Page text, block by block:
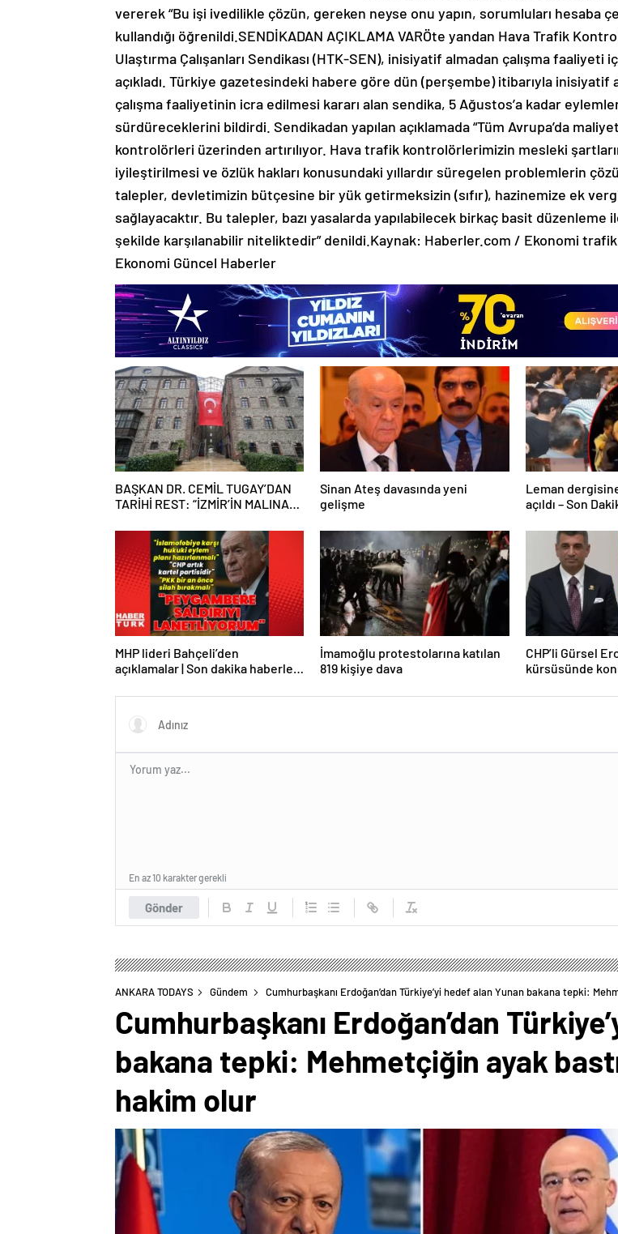
vererek “Bu işi ivedilikle çözün, gereken neyse onu yapın, sorumluları hesaba
kullandığı öğrenildi.SENDİKADAN AÇIKLAMA VARÖte yandan Hava Trafik
Ulaştırma Çalışanları Sendikası (HTK-SEN), inisiyatif almadan çalışma faaliyeti
açıkladı. Türkiye gazetesindeki habere göre dün (perşembe) itibarıyla inisiyatif
çalışma faaliyetinin icra edilmesi kararı alan sendika, 5 Ağustos’a kadar
sürdüreceklerini bildirdi. Sendikadan yapılan açıklamada “Tüm Avrupa’da
kontrolörleri üzerinden artırılıyor. Hava trafik kontrolörlerimizin mesleki
iyileştirilmesi ve özlük hakları konusundaki yıllardır süregelen problemlerin
talepler, devletimizin bütçesine bir yük getirmeksizin (sıfır), hazinemize ek
sağlayacaktır. Bu talepler, bazı yasalarda yapılabilecek birkaç basit düzenleme
şekilde karşılanabilir niteliktedir” denildi.Kaynak: Haberler.com / Ekonomi
Ekonomi Güncel Haberler
BAŞKAN DR. CEMİL TUGAY’DAN
TARİHİ REST: “İZMİR’İN MALINA
KİMSEYE YEDİRMEM!”
Sinan Ateş davasında yeni
gelişme
Leman
açıldı – Son
MHP lideri Bahçeli’den
açıklamalar | Son dakika haberler |
İmamoğlu protestolarına katılan
819 kişiye dava
CHP’li Gürsel
kürsüsünde
Gönder
En az 10 karakter gerekli
ANKARA TODAYS Gündem Cumhurbaşkanı Erdoğan’dan Türkiye’yi hedef alan Yunan bakana tepki:
Cumhurbaşkanı Erdoğan’dan
bakana tepki: Mehmetçiğin ayak
hakim olur